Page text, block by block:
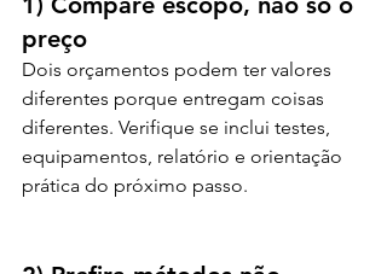
preço
Dois orçamentos podem ter valores
diferentes porque entregam coisas
diferentes. Verifique se inclui testes,
equipamentos, relatório e orientação
prática do próximo passo.